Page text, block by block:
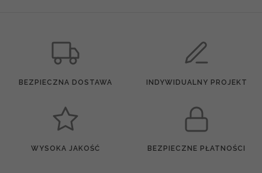
BEZPIECZNA DOSTAWA INDYWIDUALNY PROJEKT
WYSOKA JAKOŚĆ BEZPIECZNE PŁATNOŚCI